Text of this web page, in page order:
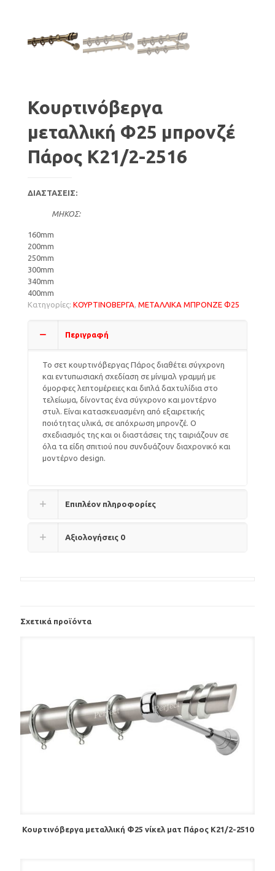
Κουρτινόβεργα
μεταλλική Φ25 μπρονζέ
Πάρος Κ21/2-2516
ΔΙΑΣΤΑΣΕΙΣ:
ΜΗΚΟΣ:
160mm
200mm
250mm
300mm
340mm
400mm
Κατηγορίες: ΚΟΥΡΤΙΝΟΒΕΡΓΑ ΜΕΤΑΛΛΙΚΑ ΜΠΡΟΝΖΕ Φ25
Περιγραφή
Το σετ κουρτινόβεργας Πάρος διαθέτει σύγχρονη
και εντυπωσιακή σχεδίαση σε μίνιμαλ γραμμή με
όμορφες λεπτομέρειες και διπλά δαχτυλίδια στο
τελείωμα, δίνοντας ένα σύγχρονο και μοντέρνο
στυλ. Είναι κατασκευασμένη από εξαιρετικής
ποιότητας υλικά, σε απόχρωση μπρονζέ. Ο
σχεδιασμός της και οι διαστάσεις της ταιριάζουν σε
όλα τα είδη σπιτιού που συνδυάζουν διαχρονικό και
μοντέρνο design.
Επιπλέον πληροφορίες
Αξιολογήσεις 0
Σχετικά προϊόντα
Κουρτινόβεργα μεταλλική Φ25 νίκελ ματ Πάρος Κ21/2-2510